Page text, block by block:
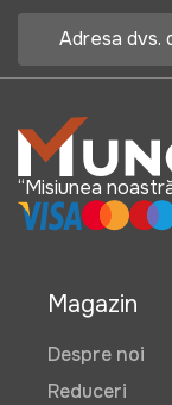
“Misiunea
Magazin
Despre noi
Reduceri